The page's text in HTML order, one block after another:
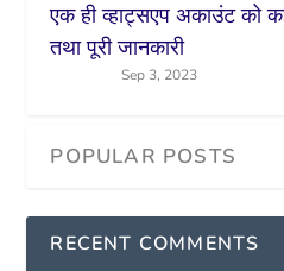
एक ही व्हाट्सएप अकाउंट को
तथा पूरी जानकारी
Sep 3, 2023
RECENT COMMENTS